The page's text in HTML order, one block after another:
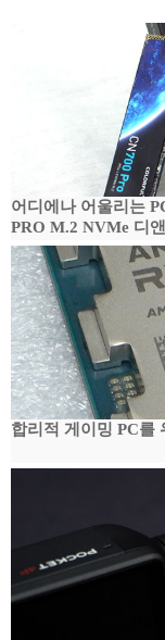
어디에나 어울리는
PRO M.2 NVMe 디
합리적 게이밍 PC를